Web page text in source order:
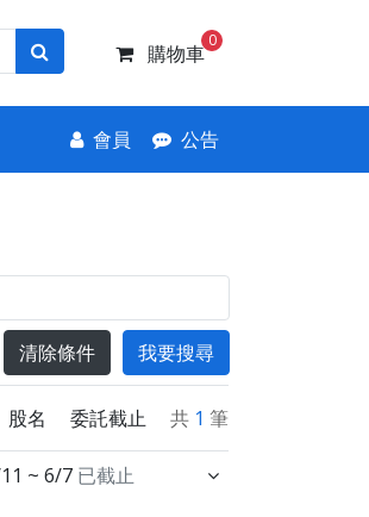
購物車
0
會員 公告
清除條件 我要搜尋
股名 委託截止 共 1 筆
~ 6/7 已截止